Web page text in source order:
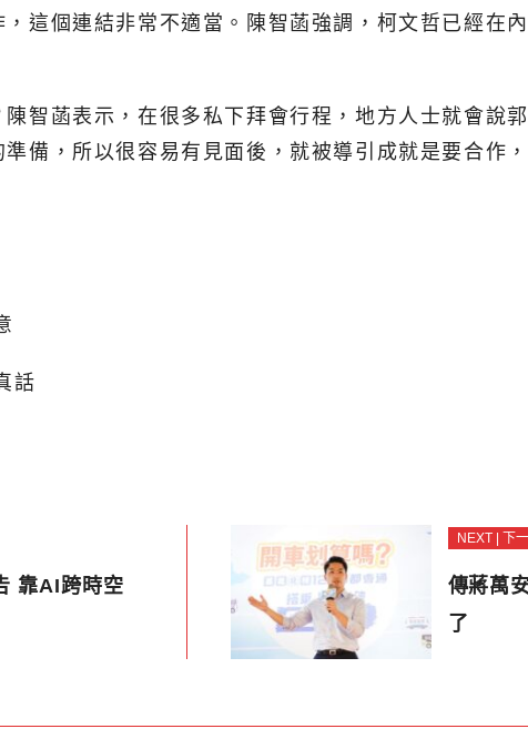
這個連結非常不適當。陳智菡強調，柯文哲已經在
智菡表示，在很多私下拜會行程，地方人士就會說
備，所以很容易有見面後，就被導引成就是要合作
話
靠AI跨時空
NEXT | 下
傳蔣萬
了